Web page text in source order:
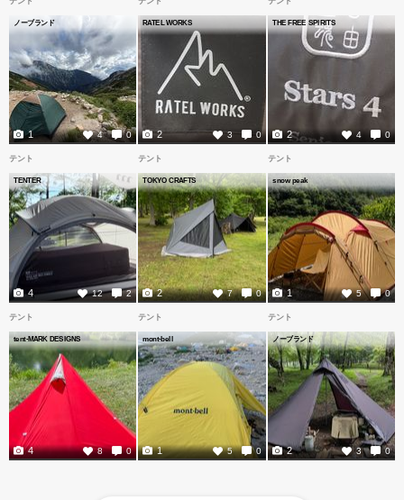
ノーブランド
4 0
1
RATEL WORKS
3 0
2
THE FREE SPIRITS
4 0
2
テント
TENTER
12 2
4
テント
TOKYO CRAFTS
7 0
2
テント
snow peak
5 0
1
テント
tent-MARK DESIGNS
8 0
4
テント
mont-bell
5 0
1
テント
ノーブランド
3 0
2